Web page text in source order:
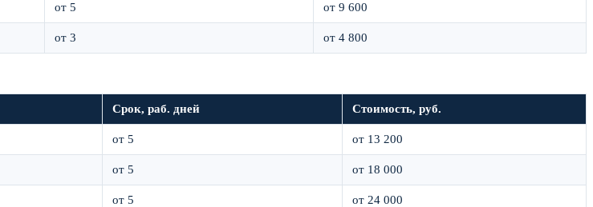
от 5 от 9 600
от 3 от 4 800
Срок, раб. дней Стоимость, руб.
от 5 от 13 200
от 5 от 18 000
от 5 от 24 000